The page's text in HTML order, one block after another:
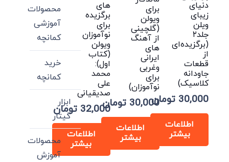
دنیای
زیبای
ویلن
جلد۲
(برگزیده‌ای
از
قطعات
جاودانه
کلاسیک)
30,000 تومان
اطلاعات
بیشتر
برای
ویولن
(گلچینی
از آهنگ
های
ایرانی
وغربی
برای
نوآموزان)
30,000 تومان
اطلاعات
بیشتر
های
برگزیده
برای
نوآموزان
ویولن
(کتاب
اول):
محمد
علی
صدیقیانی
32,000 تومان
اطلاعات
بیشتر
محصولات
آموزشی
کمانچه
خرید
کمانچه
ابزار
گیتار
محصولات
آموزش